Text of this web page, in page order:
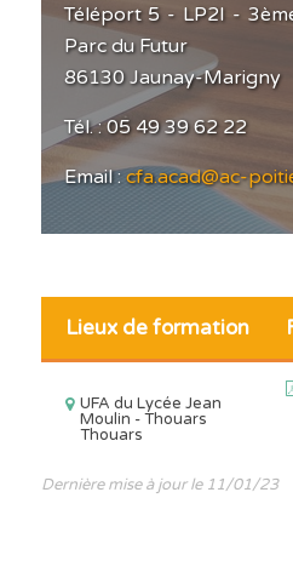
Téléport 5 - LP2I -
Parc du Futur
86130 Jaunay-Marigny
Tél. : 05 49 39 62 22
Email :cfa.acad@ac-
Lieux de formation
UFA du Lycée Jean
Moulin - Thouars
Thouars
Dernière mise à jour le 11/01/23